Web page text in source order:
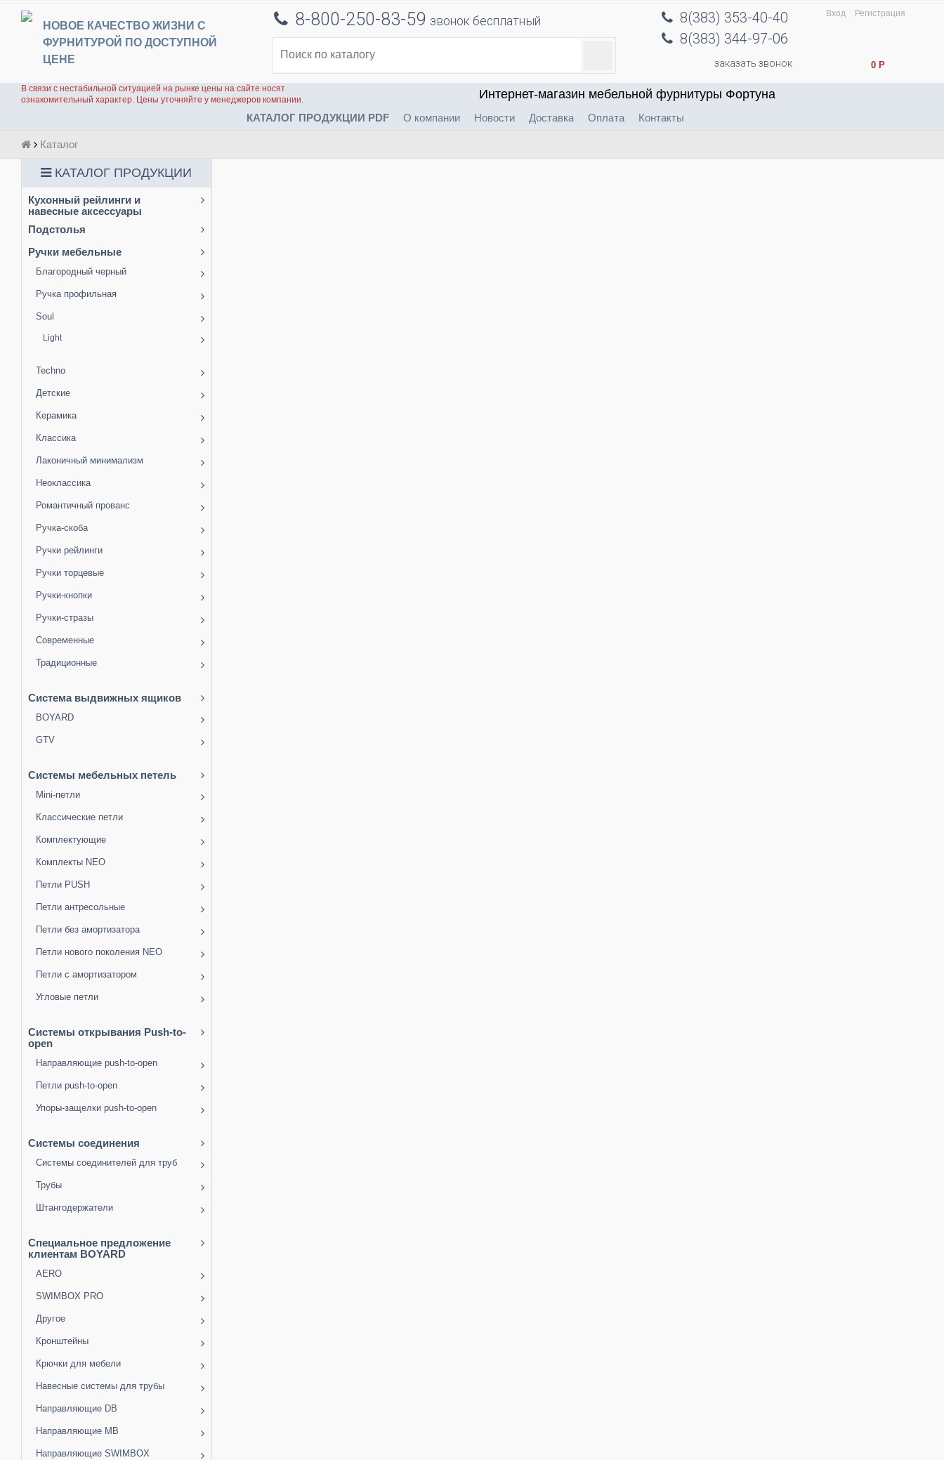
Вход Регистрация
НОВОЕ КАЧЕСТВО ЖИЗНИ С
ФУРНИТУРОЙ ПО ДОСТУПНОЙ
ЦЕНЕ
8-800-250-83-59 звонок бесплатный
8(383) 353-40-40
8(383) 344-97-06
заказать звонок 0 Р
В связи с нестабильной ситуацией на рынке цены на сайте носят
ознакомительный характер. Цены уточняйте у менеджеров компании.
Интернет-магазин мебельной фурнитуры Фортуна
КАТАЛОГ ПРОДУКЦИИ PDF О компании Новости Доставка Оплата Контакты
Каталог
КАТАЛОГ ПРОДУКЦИИ
Кухонный рейлинги и
навесные аксессуары
Подстолья
Ручки мебельные
Благородный черный
Ручка профильная
Soul
Light
Techno
Детские
Керамика
Классика
Лаконичный минимализм
Неоклассика
Романтичный прованс
Ручка-скоба
Ручки рейлинги
Ручки торцевые
Ручки-кнопки
Ручки-стразы
Современные
Традиционные
Система выдвижных ящиков
BOYARD
GTV
Системы мебельных петель
Mini-петли
Классические петли
Комплектующие
Комплекты NEO
Петли PUSH
Петли антресольные
Петли без амортизатора
Петли нового поколения NEO
Петли с амортизатором
Угловые петли
Системы открывания Push-to-
open
Направляющие push-to-open
Петли push-to-open
Упоры-защелки push-to-open
Системы соединения
Системы соединителей для труб
Трубы
Штангодержатели
Специальное предложение
клиентам BOYARD
AERO
SWIMBOX PRO
Другое
Кронштейны
Крючки для мебели
Навесные системы для трубы
Направляющие DB
Направляющие MB
Направляющие SWIMBOX